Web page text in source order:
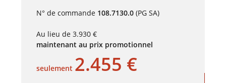
N° de commande 108.7130.0(PG SA)
Au lieu de 3.930 €
maintenant au prix promotionnel
seulement 2.455 €